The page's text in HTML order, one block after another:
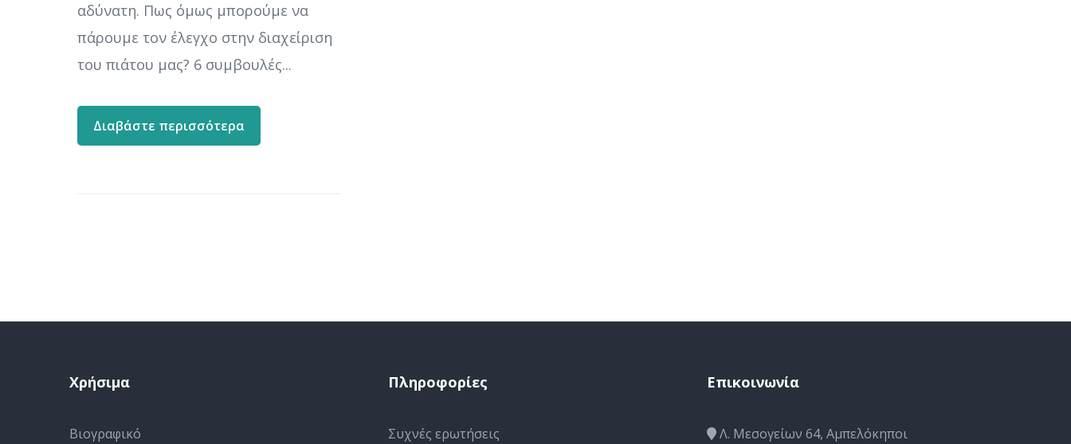
αδύνατη. Πως όμως μπορούμε να
πάρουμε τον έλεγχο στην διαχείριση
του πιάτου μας? 6 συμβουλές...
Διαβάστε περισσότερα
Χρήσιμα
Βιογραφικό
Πληροφορίες
Συχνές ερωτήσεις
Επικοινωνία
Λ. Μεσογείων 64, Αμπελόκηποι